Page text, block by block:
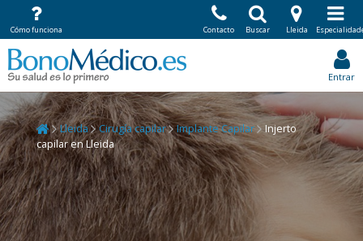
Entrar
Lleida Cirugía capilar Implante Capilar
Injerto
capilar en Lleida
Cómo funciona Contacto Buscar Lleida